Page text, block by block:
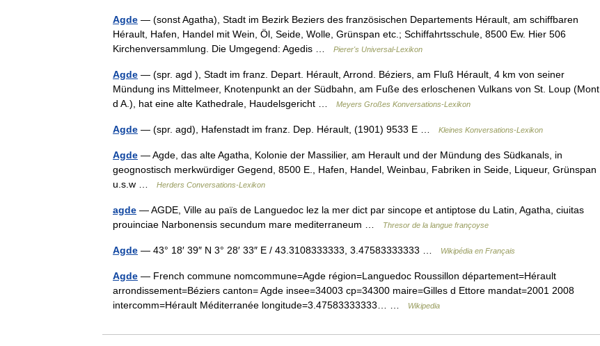
Agde — (sonst Agatha), Stadt im Bezirk Beziers des französischen Departements Hérault, am schiffbaren
Hérault, Hafen, Handel mit Wein, Öl, Seide, Wolle, Grünspan etc.; Schiffahrtsschule, 8500 Ew. Hier 506
Kirchenversammlung. Die Umgegend: Agedis …
Pierer's Universal-Lexikon
Agde — (spr. agd ), Stadt im franz. Depart. Hérault, Arrond. Béziers, am Fluß Hérault, 4 km von seiner
Mündung ins Mittelmeer, Knotenpunkt an der Südbahn, am Fuße des erloschenen Vulkans von St. Loup (Mont
d A.), hat eine alte Kathedrale, Haudelsgericht …
Meyers Großes Konversations-Lexikon
Agde — (spr. agd), Hafenstadt im franz. Dep. Hérault, (1901) 9533 E … Kleines Konversations-Lexikon
Agde — Agde, das alte Agatha, Kolonie der Massilier, am Herault und der Mündung des Südkanals, in
geognostisch merkwürdiger Gegend, 8500 E., Hafen, Handel, Weinbau, Fabriken in Seide, Liqueur, Grünspan
u.s.w …
Herders Conversations-Lexikon
agde — AGDE, Ville au païs de Languedoc lez la mer dict par sincope et antiptose du Latin, Agatha, ciuitas
prouinciae Narbonensis secundum mare mediterraneum …
Thresor de la langue françoyse
Agde — 43° 18′ 39″ N 3° 28′ 33″ E / 43.3108333333, 3.47583333333 … Wikipédia en Français
Agde — French commune nomcommune=Agde région=Languedoc Roussillon département=Hérault
arrondissement=Béziers canton= Agde insee=34003 cp=34300 maire=Gilles d Ettore mandat=2001 2008
intercomm=Hérault Méditerranée longitude=3.47583333333… …
Wikipedia